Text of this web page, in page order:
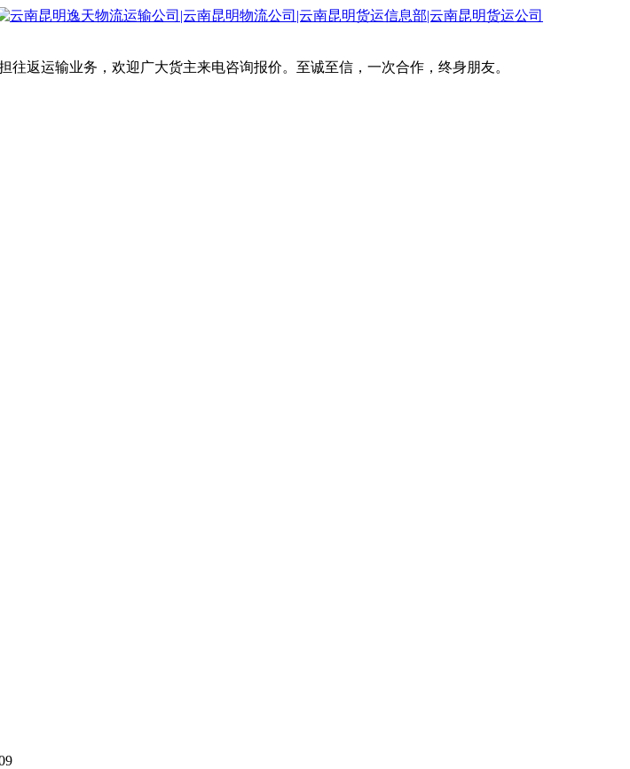
返运输业务，欢迎广大货主来电咨询报价。至诚至信，一次合作，终身朋友。